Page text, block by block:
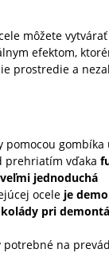
môžete
efektom,
prostredie a
prehriatím vďaka
jednoduchá
ocele je
pri
potrebné na